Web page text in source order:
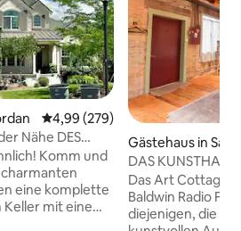
Durchschnittliche Bewertung:
4,99 (279)
Nähe DES
Komm und
eine komplette
mit einem
Gästehaus in Salt
y
DAS
Baldwin Radio
Das Art Cottage
Baldwin Radio
diejenigen, die